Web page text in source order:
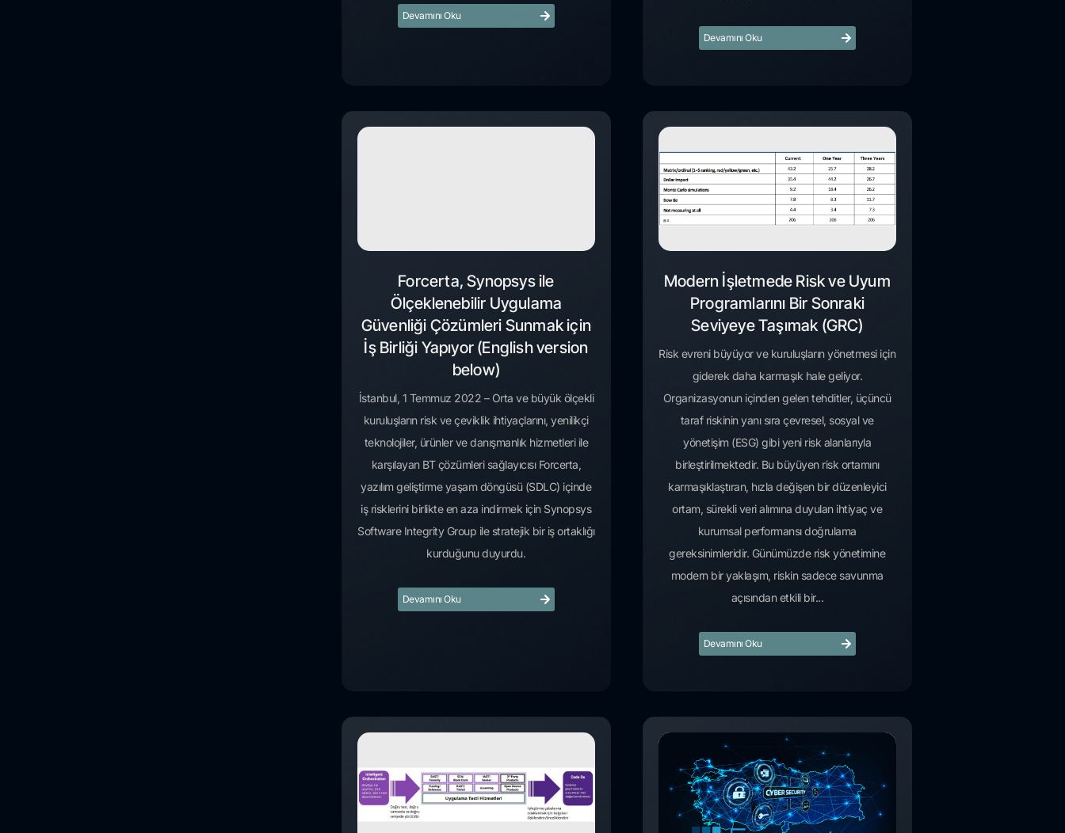
Devamını Oku
Devamını Oku
Forcerta, Synopsys ile
Ölçeklenebilir Uygulama
Güvenliği Çözümleri Sunmak için
İş Birliği Yapıyor (English version
below)
İstanbul, 1 Temmuz 2022 – Orta ve büyük ölçekli
kuruluşların risk ve çeviklik ihtiyaçlarını, yenilikçi
teknolojiler, ürünler ve danışmanlık hizmetleri ile
karşılayan BT çözümleri sağlayıcısı Forcerta,
yazılım geliştirme yaşam döngüsü (SDLC) içinde
iş risklerini birlikte en aza indirmek için Synopsys
Software Integrity Group ile stratejik bir iş ortaklığı
kurduğunu duyurdu.
Devamını Oku
Modern İşletmede Risk ve Uyum
Programlarını Bir Sonraki
Seviyeye Taşımak (GRC)
Risk evreni büyüyor ve kuruluşların yönetmesi için
giderek daha karmaşık hale geliyor.
Organizasyonun içinden gelen tehditler, üçüncü
taraf riskinin yanı sıra çevresel, sosyal ve
yönetişim (ESG) gibi yeni risk alanlarıyla
birleştirilmektedir. Bu büyüyen risk ortamını
karmaşıklaştıran, hızla değişen bir düzenleyici
ortam, sürekli veri alımına duyulan ihtiyaç ve
kurumsal performansı doğrulama
gereksinimleridir. Günümüzde risk yönetimine
modern bir yaklaşım, riskin sadece savunma
açısından etkili bir...
Devamını Oku